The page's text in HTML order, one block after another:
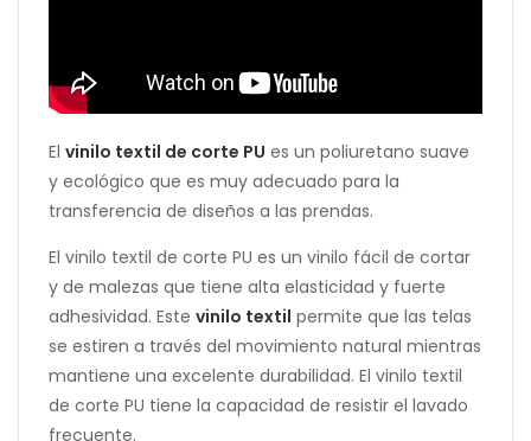
El vinilo textil de corte PU es un poliuretano suave
y ecológico que es muy adecuado para la
transferencia de diseños a las prendas.
El vinilo textil de corte PU es un vinilo fácil de cortar
y de malezas que tiene alta elasticidad y fuerte
adhesividad. Este vinilo textil permite que las telas
se estiren a través del movimiento natural mientras
mantiene una excelente durabilidad. El vinilo textil
de corte PU tiene la capacidad de resistir el lavado
frecuente.